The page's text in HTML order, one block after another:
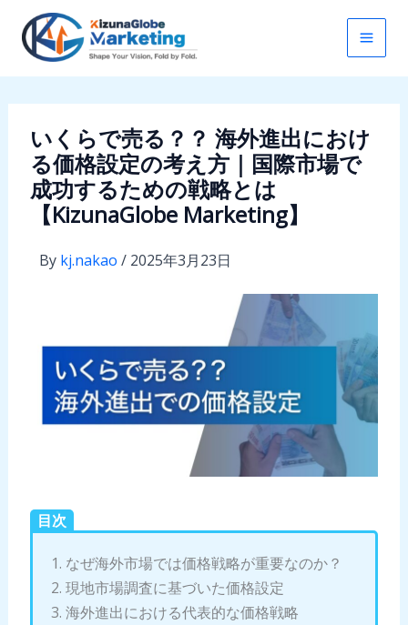
キ
いくらで売る？？ 海外進出におけ
る価格設定の考え方｜国際市場で
成功するための戦略とは
【KizunaGlobe Marketing】
By kj.nakao / 2025年3月23日
目次
1. なぜ海外市場では価格戦略が重要なのか？
2. 現地市場調査に基づいた価格設定
3. 海外進出における代表的な価格戦略